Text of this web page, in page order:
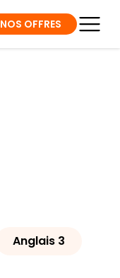
NOS OFFRES
Anglais 3